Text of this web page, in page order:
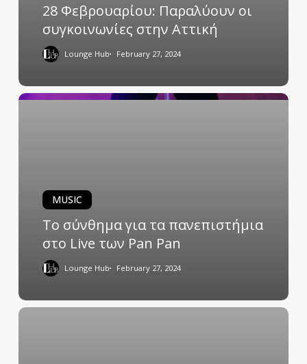
28 Φεβρουαρίου: Παραλύουν οι
συγκοινωνίες στην Αττική
Lounge Hub February 27, 2024
MUSIC
Το σύνθημα για τα πανεπιστήμια
στο Live των Pan Pan
Lounge Hub February 27, 2024